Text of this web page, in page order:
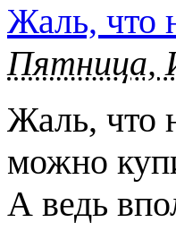
Жаль, что
Пятница,
Жаль, что
можно
А ведь